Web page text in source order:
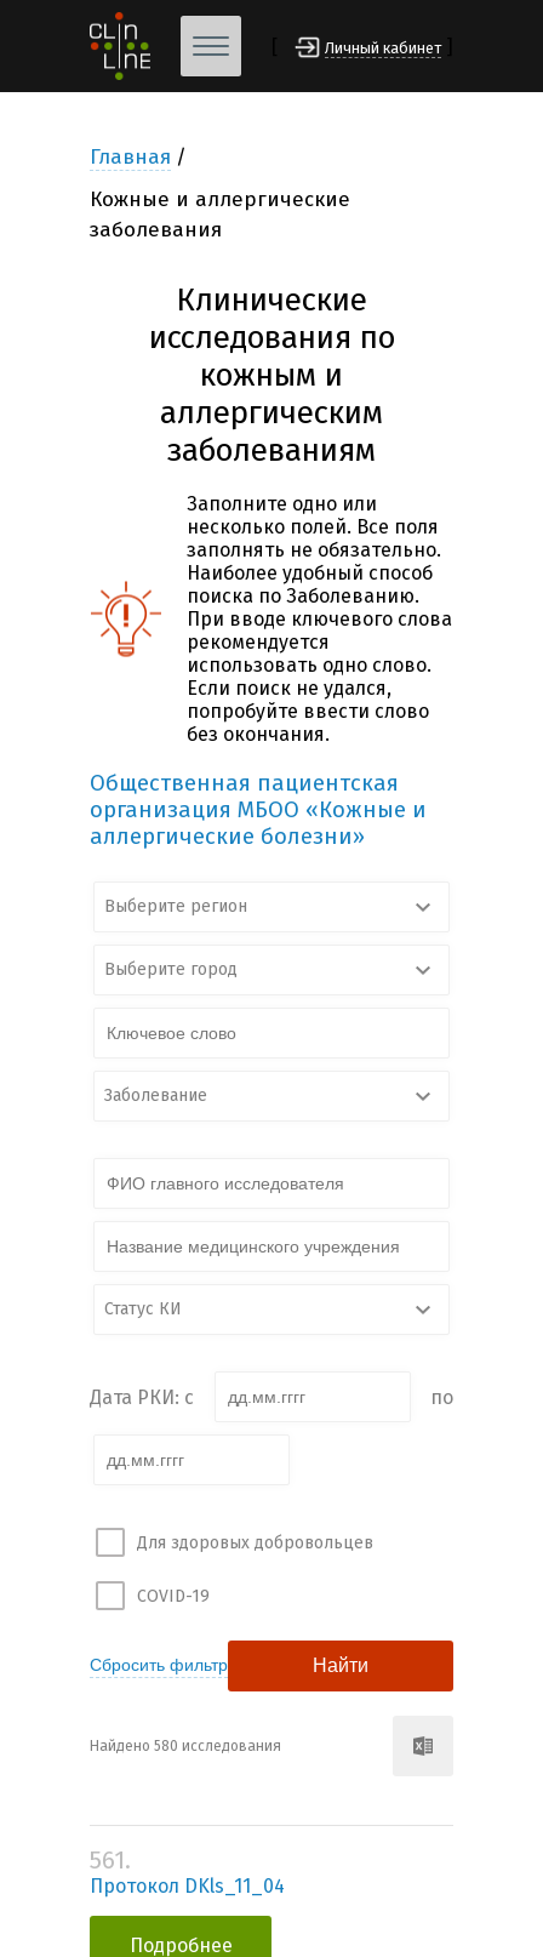
Личный кабинет
Главная
Кожные и аллергические
заболевания
Клинические
исследования по
кожным и
аллергическим
заболеваниям
Заполните одно или
несколько полей. Все поля
заполнять не обязательно.
Наиболее удобный способ
поиска по Заболеванию.
При вводе ключевого слова
рекомендуется
использовать одно слово.
Если поиск не удался,
попробуйте ввести слово
без окончания.
Общественная пациентская
организация МБОО «Кожные и
аллергические болезни»
Выберите регион
Выберите город
Заболевание
Статус КИ
Дата РКИ: с по
Для здоровых добровольцев
COVID-19
Найдено 580 исследования
561.
Протокол DKls_11_04
Подробнее